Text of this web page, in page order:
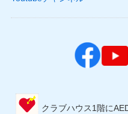
クラブハウス1階に